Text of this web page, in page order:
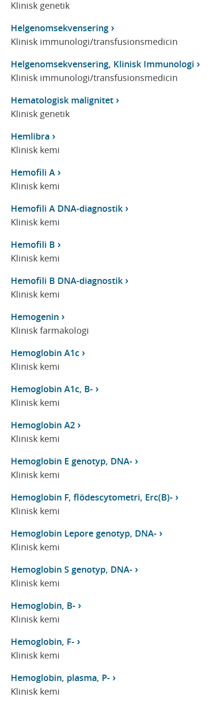
Klinisk genetik
Helgenomsekvensering
Klinisk immunologi/transfusionsmedicin
Helgenomsekvensering, Klinisk Immunologi
Klinisk immunologi/transfusionsmedicin
Hematologisk malignitet
Klinisk genetik
Hemlibra
Klinisk kemi
Hemofili A
Klinisk kemi
Hemofili A DNA-diagnostik
Klinisk kemi
Hemofili B
Klinisk kemi
Hemofili B DNA-diagnostik
Klinisk kemi
Hemogenin
Klinisk farmakologi
Hemoglobin A1c
Klinisk kemi
Hemoglobin A1c, B-
Klinisk kemi
Hemoglobin A2
Klinisk kemi
Hemoglobin E genotyp, DNA-
Klinisk kemi
Hemoglobin F, flödescytometri, Erc(B)-
Klinisk kemi
Hemoglobin Lepore genotyp, DNA-
Klinisk kemi
Hemoglobin S genotyp, DNA-
Klinisk kemi
Hemoglobin, B-
Klinisk kemi
Hemoglobin, F-
Klinisk kemi
Hemoglobin, plasma, P-
Klinisk kemi